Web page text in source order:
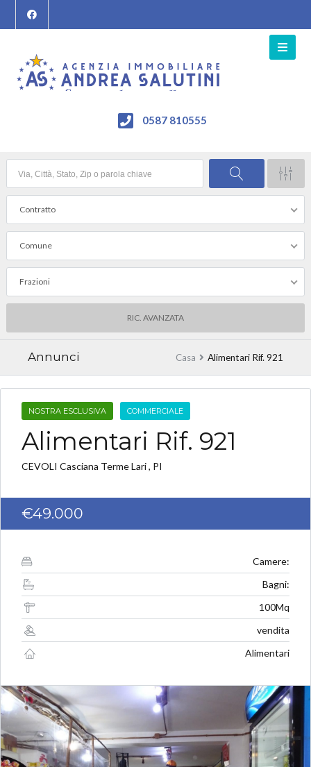
0587 810555
Contratto
Comune
Frazioni
RIC. AVANZATA
Annunci Casa Alimentari Rif. 921
NOSTRA ESCLUSIVA COMMERCIALE
Alimentari Rif. 921
CEVOLI Casciana Terme Lari , PI
€49.000
Camere:
Bagni:
100Mq
vendita
Alimentari